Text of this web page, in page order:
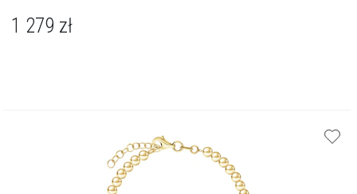
1 279 zł